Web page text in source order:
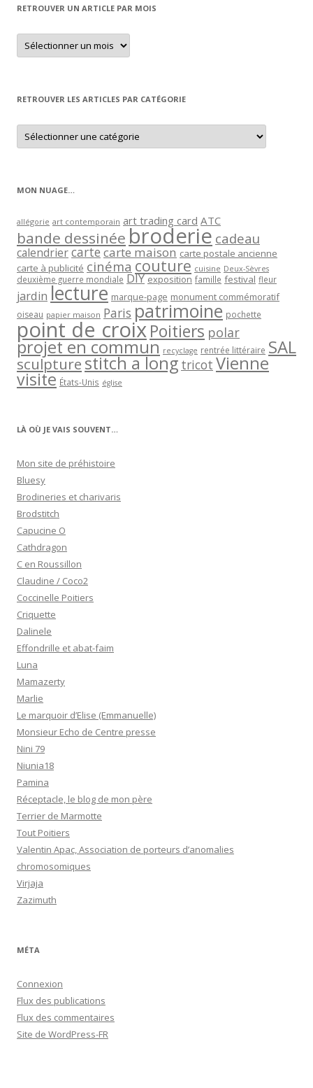
RETROUVER UN ARTICLE PAR MOIS
Retrouver
un
article
RETROUVER LES ARTICLES PAR CATÉGORIE
Retrouver
les
articles
MON NUAGE…
allégorie art contemporain art trading card ATC
bande dessinée broderie cadeau
calendriercartecarte maison carte postale ancienne
carte à publicité cinéma couture cuisine Deux-Sèvres
deuxième guerre mondiale DIY exposition famille festival fleur
jardin lecture marque-page monument commémoratif
oiseau papier maison Paris patrimoine pochette
point de croixPoitiers polar
projet en commun recyclage rentrée littéraire SAL
sculpturestitch a long tricot Vienne
visite États-Unis église
LÀ OÙ JE VAIS SOUVENT…
Mon site de préhistoire
Bluesy
Brodineries et charivaris
Brodstitch
Capucine O
Cathdragon
C en Roussillon
Claudine / Coco2
Coccinelle Poitiers
Criquette
Dalinele
Effondrille et abat-faim
Luna
Mamazerty
Marlie
Le marquoir d’Elise (Emmanuelle)
Monsieur Echo de Centre presse
Nini 79
Niunia18
Pamina
Réceptacle, le blog de mon père
Terrier de Marmotte
Tout Poitiers
Valentin Apac, Association de porteurs d’anomalies
chromosomiques
Virjaja
Zazimuth
MÉTA
Connexion
Flux des publications
Flux des commentaires
Site de WordPress-FR